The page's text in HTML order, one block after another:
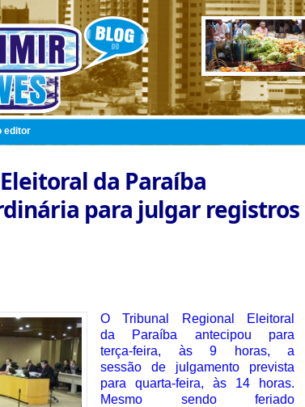
editor
da Paraíba
para julgar registros
O Tribunal Regional Eleitoral
da Paraíba antecipou para
terça-feira, às 9 horas, a
sessão de julgamento prevista
para quarta-feira, às 14 horas.
Mesmo sendo feriado